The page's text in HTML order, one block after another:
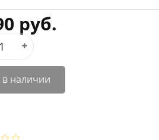
руб.
в наличии